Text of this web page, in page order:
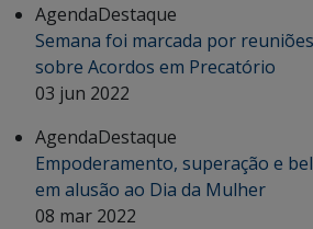
AgendaDestaque
Semana foi marcada por
sobre Acordos em Precatório
03 jun 2022
AgendaDestaque
Empoderamento, superação e
em alusão ao Dia da Mulher
08 mar 2022